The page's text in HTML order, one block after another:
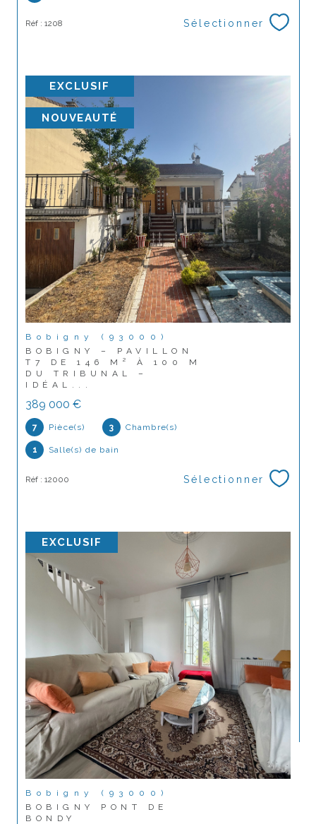
Réf : 1208 Sélectionner
EXCLUSIF
NOUVEAUTÉ
Bobigny (93000)
BOBIGNY – PAVILLON
T7 DE 146 M² À 100 M
DU TRIBUNAL –
IDÉAL...
389 000 €
7 Pièce(s) 3 Chambre(s)
1 Salle(s) de bain
Réf : 12000 Sélectionner
EXCLUSIF
Bobigny (93000)
BOBIGNY PONT DE
BONDY